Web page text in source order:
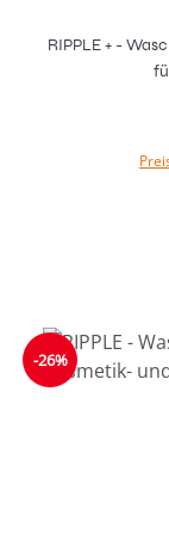
RIPPLE + -
-26%